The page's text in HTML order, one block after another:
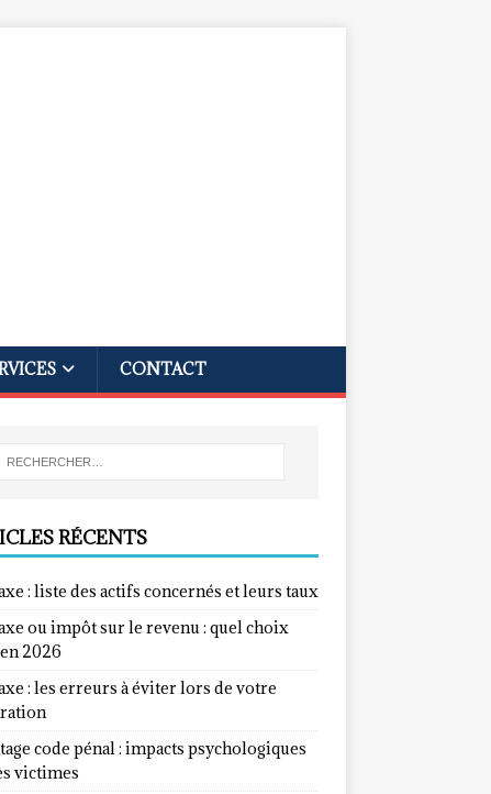
CONTACT
RÉCENTS
: liste des actifs concernés et leurs taux
ou impôt sur le revenu : quel choix
2026
: les erreurs à éviter lors de votre
code pénal : impacts psychologiques
victimes